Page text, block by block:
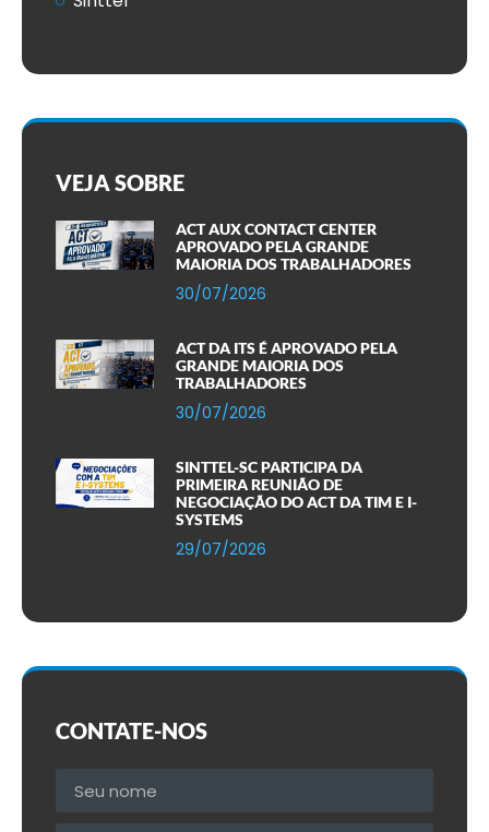
VEJA SOBRE
ACT AUX CONTACT CENTER
APROVADO PELA GRANDE
MAIORIA DOS TRABALHADORES
30/07/2026
ACT DA ITS É APROVADO PELA
GRANDE MAIORIA DOS
TRABALHADORES
30/07/2026
SINTTEL-SC PARTICIPA DA
PRIMEIRA REUNIÃO DE
NEGOCIAÇÃO DO ACT DA TIM E I-
SYSTEMS
29/07/2026
CONTATE-NOS